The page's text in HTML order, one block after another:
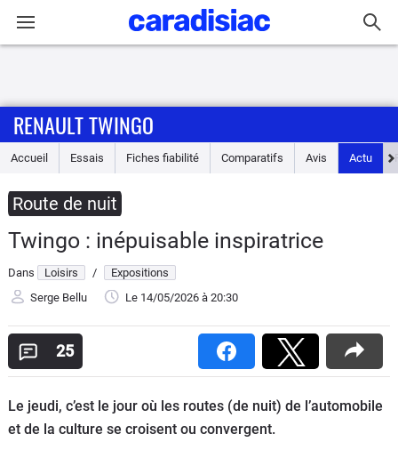
Accueil
Essais
Guide
d'achat
Electriques
Utilitaires
Flottes
Auto
RENAULT TWINGO
Accueil Essais Fiches fiabilité Comparatifs Avis Actu
Route de nuit
Twingo : inépuisable inspiratrice
Dans Loisirs /
Expositions
Serge Bellu
Le 14/05/2026 à 20:30
25
Le jeudi, c’est le jour où les routes (de nuit) de l’automobile
et de la culture se croisent ou convergent.